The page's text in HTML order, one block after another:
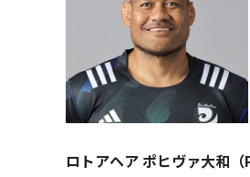
ロトアヘア ポヒヴァ大和